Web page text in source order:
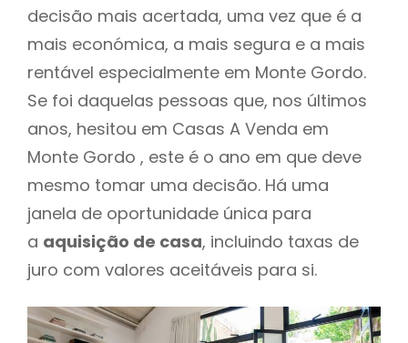
decisão mais acertada, uma vez que é a
mais económica, a mais segura e a mais
rentável especialmente em Monte Gordo.
Se foi daquelas pessoas que, nos últimos
anos, hesitou em Casas A Venda em
Monte Gordo , este é o ano em que deve
mesmo tomar uma decisão. Há uma
janela de oportunidade única para
a aquisição de casa, incluindo taxas de
juro com valores aceitáveis para si.